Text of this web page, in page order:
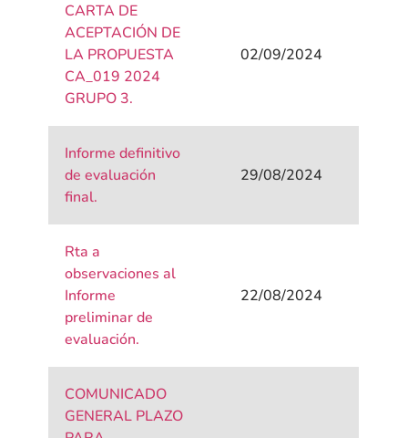
CARTA DE
ACEPTACIÓN DE
LA PROPUESTA
CA_019 2024
GRUPO 3.
02/09/2024
Informe definitivo
de evaluación
final.
29/08/2024
Rta a
observaciones al
Informe
preliminar de
evaluación.
22/08/2024
COMUNICADO
GENERAL PLAZO